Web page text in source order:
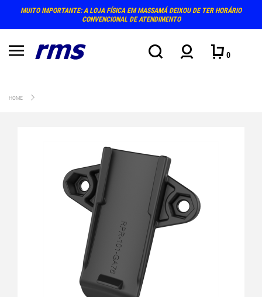
MUITO IMPORTANTE: A LOJA FÍSICA EM MASSAMÁ DEIXOU DE TER HORÁRIO
CONVENCIONAL DE ATENDIMENTO
0
HOME